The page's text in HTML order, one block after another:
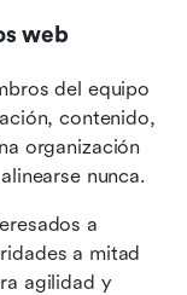
web
del equipo
organización
nunca.
a
a mitad
agilidad y